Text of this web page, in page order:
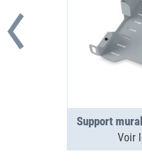
Support
Voir